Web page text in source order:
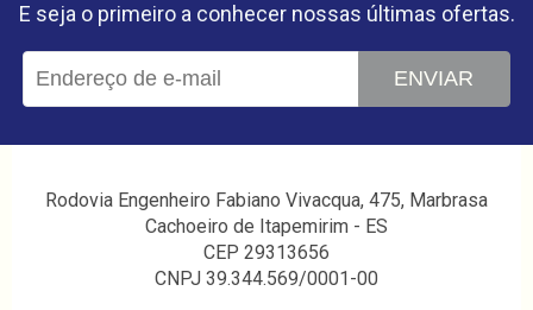
E seja o primeiro a conhecer nossas últimas ofertas.
ENVIAR
Rodovia Engenheiro Fabiano Vivacqua, 475, Marbrasa
Cachoeiro de Itapemirim - ES
CEP 29313656
CNPJ 39.344.569/0001-00